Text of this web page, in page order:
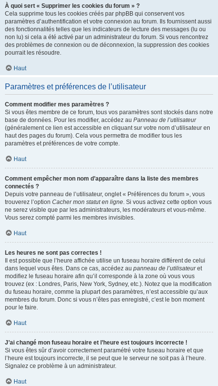
À quoi sert « Supprimer les cookies du forum » ?
Cela supprime tous les cookies créés par phpBB qui conservent vos
paramètres d’authentification et votre connexion au forum. Ils fournissent aussi
des fonctionnalités telles que les indicateurs de lecture des messages (lu ou
non lu) si cela a été activé par un administrateur du forum. Si vous rencontrez
des problèmes de connexion ou de déconnexion, la suppression des cookies
pourrait les résoudre.
Haut
Paramètres et préférences de l’utilisateur
Comment modifier mes paramètres ?
Si vous êtes membre de ce forum, tous vos paramètres sont stockés dans notre
base de données. Pour les modifier, accédez au Panneau de l’utilisateur
(généralement ce lien est accessible en cliquant sur votre nom d’utilisateur en
haut des pages du forum). Cela vous permettra de modifier tous les
paramètres et préférences de votre compte.
Haut
Comment empêcher mon nom d’apparaître dans la liste des membres
connectés ?
Depuis votre panneau de l’utilisateur, onglet « Préférences du forum », vous
trouverez l’option Cacher mon statut en ligne. Si vous activez cette option vous
ne serez visible que par les administrateurs, les modérateurs et vous-même.
Vous serez compté parmi les membres invisibles.
Haut
Les heures ne sont pas correctes !
Il est possible que l’heure affichée utilise un fuseau horaire différent de celui
dans lequel vous êtes. Dans ce cas, accédez au panneau de l’utilisateuret
modifiez le fuseau horaire afin qu’il corresponde à la zone où vous vous
trouvez (ex : Londres, Paris, New York, Sydney, etc.). Notez que la modification
du fuseau horaire, comme la plupart des paramètres, n’est accessible qu’aux
membres du forum. Donc si vous n’êtes pas enregistré, c’est le bon moment
pour le faire.
Haut
J’ai changé mon fuseau horaire et l’heure est toujours incorrecte !
Si vous êtes sûr d’avoir correctement paramétré votre fuseau horaire et que
l’heure est toujours incorrecte, il se peut que le serveur ne soit pas à l’heure.
Signalez ce problème à un administrateur.
Haut